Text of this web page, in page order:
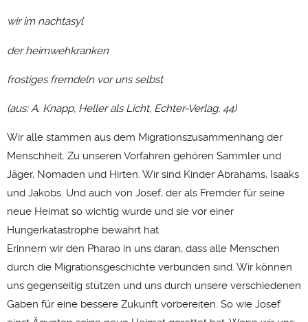
wir im nachtasyl
der heimwehkranken
frostiges fremdeln vor uns selbst
(aus: A. Knapp, Heller als Licht, Echter-Verlag, 44)
Wir alle stammen aus dem Migrationszusammenhang der
Menschheit. Zu unseren Vorfahren gehören Sammler und
Jäger, Nomaden und Hirten. Wir sind Kinder Abrahams, Isaaks
und Jakobs. Und auch von Josef, der als Fremder für seine
neue Heimat so wichtig wurde und sie vor einer
Hungerkatastrophe bewahrt hat.
Erinnern wir den Pharao in uns daran, dass alle Menschen
durch die Migrationsgeschichte verbunden sind. Wir können
uns gegenseitig stützen und uns durch unsere verschiedenen
Gaben für eine bessere Zukunft vorbereiten. So wie Josef